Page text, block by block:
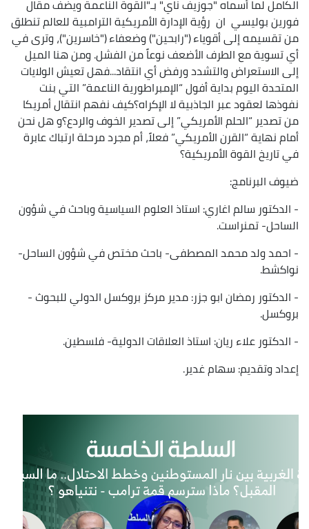
الكامل لما أسماه "جوزيف ناي" بـ"القوة الناعمة ويضف مقال
فورين بوليسي ان رؤية الإدارة الأمريكية الترامبية للعالم تنطلق
من تقسيمه إلى أقوياء ("رابحين") وضعفاء ("خاسرين")، وترى في
أي تسوية مع الطرف الأضعف نوعاً من الفشل. ومن هنا الميل
إلى الاستعراض والتشدد ورفض أي انتقاد...فهل تعيش الولايات
المتحدة اليوم بداية أفول “الإمبراطورية الناعمة” التي بنت
نفوذها لعقود عبر الجاذبية لا الإكراه؟كيف نفهم انتقال أمريكا
من تصدير “الحلم الأمريكي” إلى تصدير الخوف والردع؟و هل نحن
أمام نهاية “القرن الأمريكي” فعلاً، أم مجرد مرحلة ارتباك عابرة
في تاريخ القوة الأمريكية؟
ضيوف البرنامج:
- الدكتور سالم اغاري: استاذ العلوم السياسية وباحث في شؤون
الساحل- تمنراست.
- احمد ولد محمد المصطفى- باحث مختص في شؤون الساحل-
نواكشط.
- الدكتور رمضان ابو جزر: مدير مركز بروكسل الدولي للبحوث -
بروكسل.
- الدكتور علاء ريان: استاذ العلاقات الدولية- فلسطين.
إعداد وتقديم: سهام غدير.